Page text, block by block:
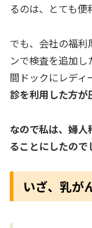
るのは、とても便
でも、会社の福利
ンで検査を追加
間ドックにレディ
診を利用した方が
なので私は、婦
ることにしたので
いざ、乳が